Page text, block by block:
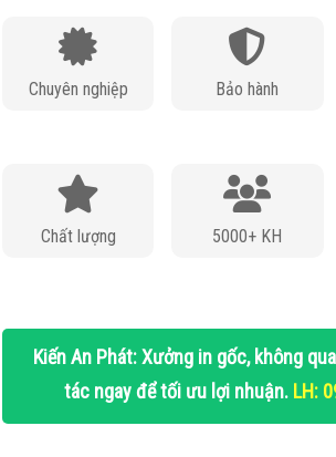
Chuyên nghiệp Bảo hành
Chất lượng 5000+ KH
Kiến An Phát: Xưởng in gốc, không
tác ngay để tối ưu lợi nhuận. LH: